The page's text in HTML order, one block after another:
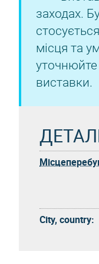
заходах.
місця та
уточнюйте
виставки.
City, country: